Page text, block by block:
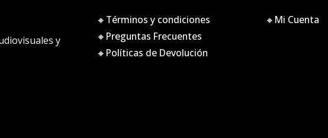
y
🔸Términos y condiciones
🔸Preguntas Frecuentes
🔸Políticas de Devolución
🔸Mi Cuenta